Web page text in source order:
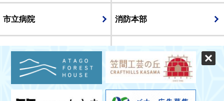
市立病院 消防本部
議会
表示 スマートフォン版 パソコン版